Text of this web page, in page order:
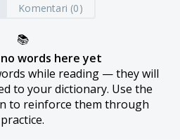
Komentari (0)
📚
words here yet
while reading — they will
to your dictionary. Use the
to reinforce them through
practice.